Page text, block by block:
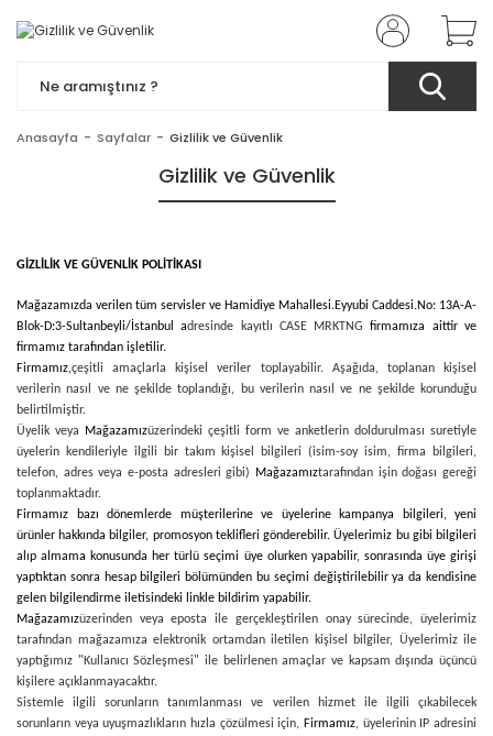
Anasayfa Sayfalar Gizlilik ve Güvenlik
Gizlilik ve Güvenlik
GİZLİLİK VE GÜVENLİK POLİTİKASI
Mağazamızda verilen tüm servisler ve Hamidiye Mahallesi.Eyyubi Caddesi.No: 13A-A-
Blok-D:3-Sultanbeyli/İstanbuladresinde kayıtlı CASE MRKTNGfirmamıza aittir ve
firmamız tarafından işletilir.
Firmamız,çeşitli amaçlarla kişisel veriler toplayabilir. Aşağıda, toplanan kişisel
verilerin nasıl ve ne şekilde toplandığı, bu verilerin nasıl ve ne şekilde korunduğu
belirtilmiştir.
Üyelik veya
Mağazamızüzerindeki çeşitli form ve anketlerin doldurulması suretiyle
üyelerin kendileriyle ilgili bir takım kişisel bilgileri (isim-soy isim, firma bilgileri,
telefon, adres veya e-posta adresleri gibi)
Mağazamıztarafından işin doğası gereği
toplanmaktadır.
Firmamız bazı dönemlerde müşterilerine ve üyelerine kampanya bilgileri, yeni
ürünler hakkında bilgiler, promosyon teklifleri gönderebilir. Üyelerimiz bu gibi bilgileri
alıp almama konusunda her türlü seçimi üye olurken yapabilir, sonrasında üye girişi
yaptıktan sonra hesap bilgileri bölümünden bu seçimi değiştirilebilir ya da kendisine
gelen bilgilendirme iletisindeki linkle bildirim yapabilir.
Mağazamızüzerinden veya eposta ile gerçekleştirilen onay sürecinde, üyelerimiz
tarafından mağazamıza elektronik ortamdan iletilen kişisel bilgiler, Üyelerimiz ile
yaptığımız "Kullanıcı Sözleşmesi" ile belirlenen amaçlar ve kapsam dışında üçüncü
kişilere açıklanmayacaktır.
Sistemle ilgili sorunların tanımlanması ve verilen hizmet ile ilgili çıkabilecek
sorunların veya uyuşmazlıkların hızla çözülmesi için, Firmamız, üyelerinin IP adresini